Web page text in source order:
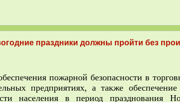
праздники должны пройти без
пожарной безопасности в
предприятиях, а также
населения в период празднования